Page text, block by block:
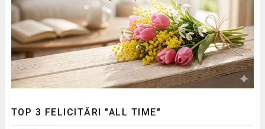
TOP 3 FELICITĂRI "ALL TIME"